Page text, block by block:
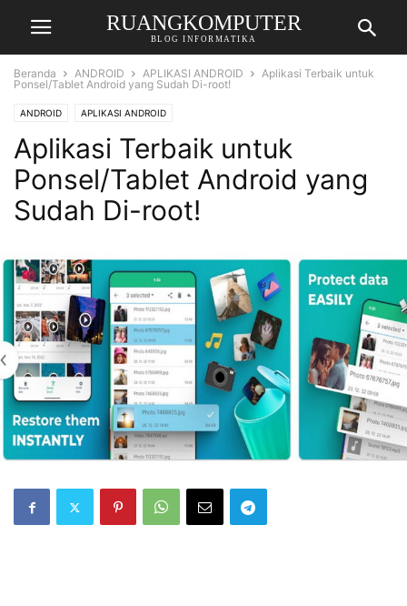
RUANGKOMPUTER
BLOG INFORMATIKA
Beranda ANDROID APLIKASI ANDROID
Aplikasi Terbaik untuk
Ponsel/Tablet Android yang Sudah Di-root!
ANDROID APLIKASI ANDROID
Aplikasi Terbaik untuk
Ponsel/Tablet Android yang
Sudah Di-root!